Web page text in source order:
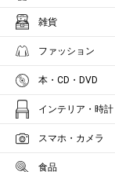
雑貨
ファッション
本・CD・DVD
インテリア・時計
スマホ・カメラ
食品